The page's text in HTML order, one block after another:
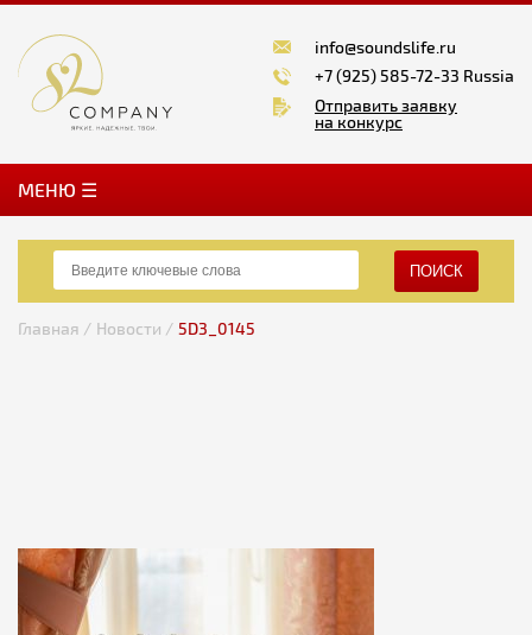
info@soundslife.ru
+7 (925) 585-72-33 Russia
Отправить заявку
на конкурс
MЕНЮ ☰
ПОИСК
Главная / Новости / 5D3_0145